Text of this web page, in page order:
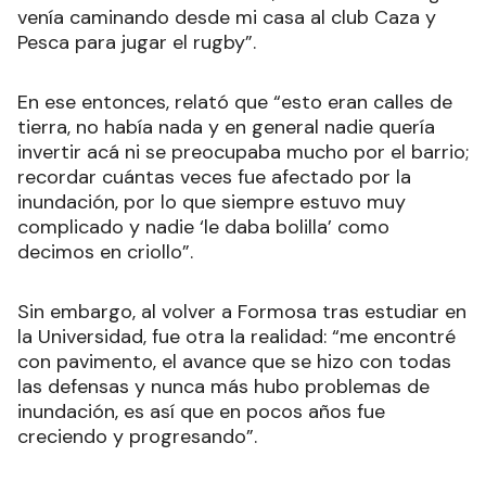
venía caminando desde mi casa al club Caza y
Pesca para jugar el rugby”.
En ese entonces, relató que “esto eran calles de
tierra, no había nada y en general nadie quería
invertir acá ni se preocupaba mucho por el barrio;
recordar cuántas veces fue afectado por la
inundación, por lo que siempre estuvo muy
complicado y nadie ‘le daba bolilla’ como
decimos en criollo”.
Sin embargo, al volver a Formosa tras estudiar en
la Universidad, fue otra la realidad: “me encontré
con pavimento, el avance que se hizo con todas
las defensas y nunca más hubo problemas de
inundación, es así que en pocos años fue
creciendo y progresando”.